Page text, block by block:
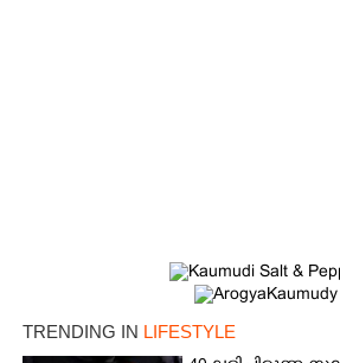
TRENDING IN LIFESTYLE